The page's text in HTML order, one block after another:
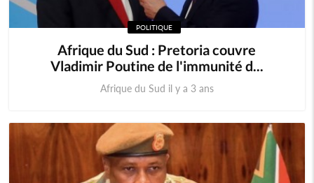
POLITIQUE
Afrique du Sud : Pretoria couvre
Vladimir Poutine de l'immunité d...
Afrique du Sud il y a 3 ans